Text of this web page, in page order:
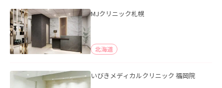
MJクリニック札幌
北海道
いびきメディカルクリニック 福岡院